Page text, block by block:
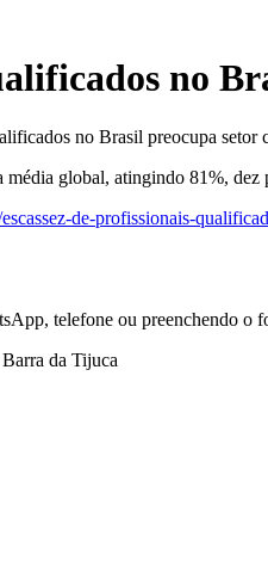
no
no Brasil preocupa setor
global, atingindo 81%, dez
de-profissionais-
telefone ou preenchendo o
da Tijuca